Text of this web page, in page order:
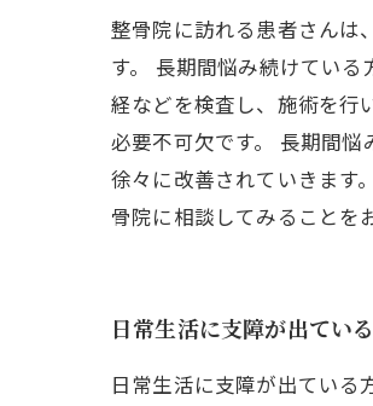
整骨院に訪れる患者さんは
す。 長期間悩み続けてい
経などを検査し、施術を行
必要不可欠です。 長期間
徐々に改善されていきます
骨院に相談してみることを
日常生活に支障が出てい
日常生活に支障が出ている